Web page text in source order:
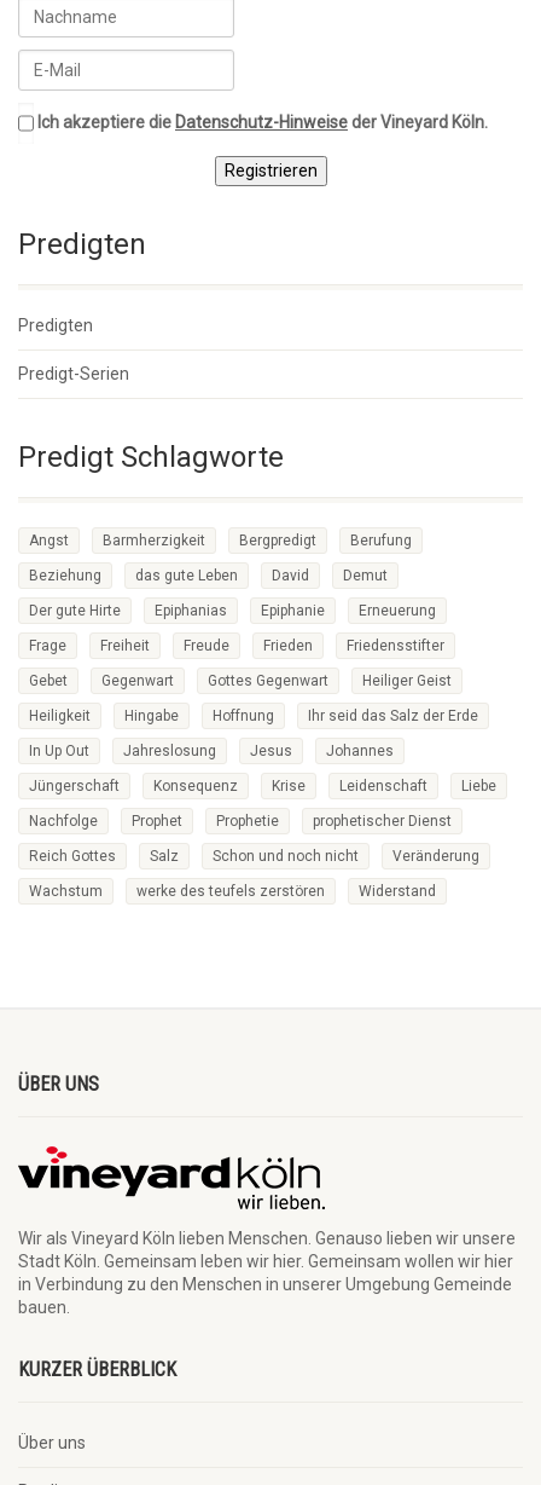
Ich akzeptiere die Datenschutz-Hinweiseder Vineyard Köln.
Registrieren
Predigten
Predigten
Predigt-Serien
Predigt Schlagworte
Angst Barmherzigkeit Bergpredigt Berufung
Beziehung das gute Leben David Demut
Der gute Hirte Epiphanias Epiphanie Erneuerung
Frage Freiheit Freude Frieden Friedensstifter
Gebet Gegenwart Gottes Gegenwart Heiliger Geist
Heiligkeit Hingabe Hoffnung Ihr seid das Salz der Erde
In Up Out Jahreslosung Jesus Johannes
Jüngerschaft Konsequenz Krise Leidenschaft Liebe
Nachfolge Prophet Prophetie prophetischer Dienst
Reich Gottes Salz Schon und noch nicht Veränderung
Wachstum werke des teufels zerstören Widerstand
ÜBER UNS
Wir als Vineyard Köln lieben Menschen. Genauso lieben wir unsere
Stadt Köln. Gemeinsam leben wir hier. Gemeinsam wollen wir hier
in Verbindung zu den Menschen in unserer Umgebung Gemeinde
bauen.
KURZER ÜBERBLICK
Über uns